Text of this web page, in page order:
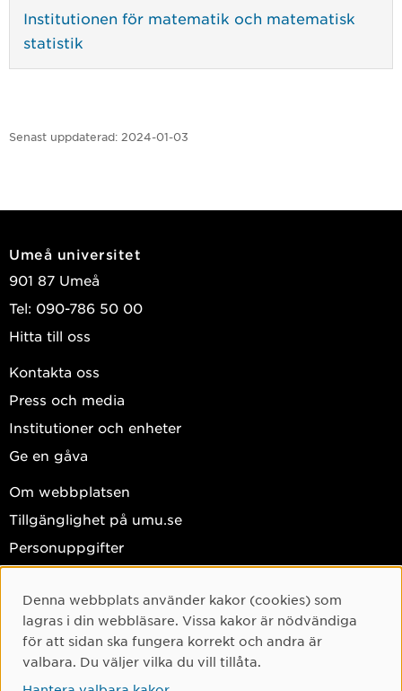
Institutionen för matematik och matematisk
statistik
Senast uppdaterad: 2024-01-03
Umeå universitet
901 87 Umeå
Tel: 090-786 50 00
Hitta till oss
Kontakta oss
Press och media
Institutioner och enheter
Ge en gåva
Om webbplatsen
Tillgänglighet på umu.se
Personuppgifter
Instagram
TikTok
Cookie-samtycke
Denna webbplats använder kakor (cookies) som
lagras i din webbläsare. Vissa kakor är nödvändiga
för att sidan ska fungera korrekt och andra är
valbara. Du väljer vilka du vill tillåta.